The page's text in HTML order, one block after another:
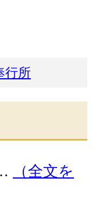
行所
（全文を